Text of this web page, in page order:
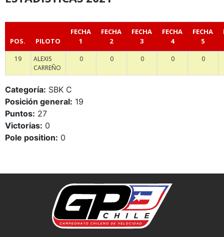
POS. PILOTO
FECHA
1
FECHA
2
FECHA
3
FECHA
4
FECHA
5
19
ALEXIS
CARREÑO
0 0 0 0 0
Categoría: SBK C
Posición general: 19
Puntos: 27
Victorias: 0
Pole position: 0